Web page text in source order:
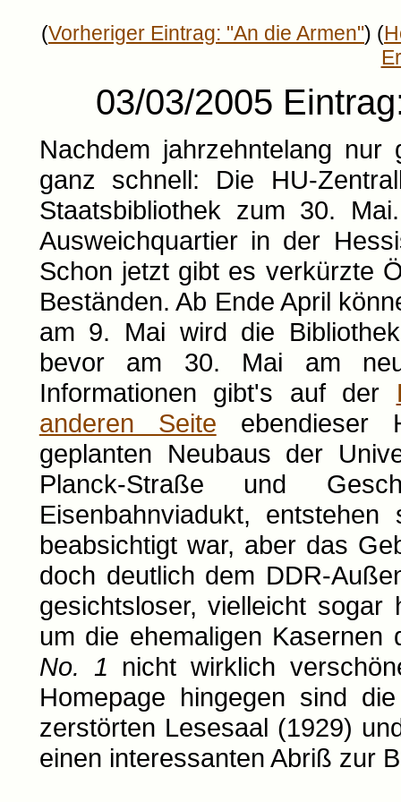
(Vorheriger Eintrag: "An die Armen") (
03/03/2005
Nachdem jahrzehntelang
ganz schnell: Die HU-
Staatsbibliothek zum 30.
Ausweichquartier in der
Schon jetzt gibt es verkürzte
Beständen. Ab Ende April
am 9. Mai wird die
bevor am 30. Mai am
Informationen gibt's auf der
anderen Seite ebendieser
geplanten Neubaus der
Planck-Straße und
Eisenbahnviadukt,
beabsichtigt war, aber das
doch deutlich dem DDR-
gesichtsloser, vielleicht
um die ehemaligen Kasernen
No. 1 nicht wirklich
Homepage hingegen sind
zerstörten Lesesaal (1929)
einen interessanten Abriß zur